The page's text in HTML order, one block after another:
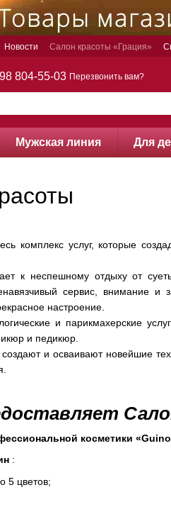
Новости Салон красоты «Грация»
804-55-03 Перезвонить вам?
Мужская линия Для
комплекс услуг, которые
к неспешному отдыху от
сервис, внимание и
настроение.
и парикмахерские
и педикюр.
и осваивают новейшие
косметики
:
5 цветов;